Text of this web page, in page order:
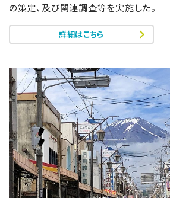
の策定、及び関連調査等を実施した。
詳細はこちら